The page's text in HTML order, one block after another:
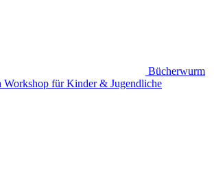
Bücherwurm
Workshop für Kinder & Jugendliche